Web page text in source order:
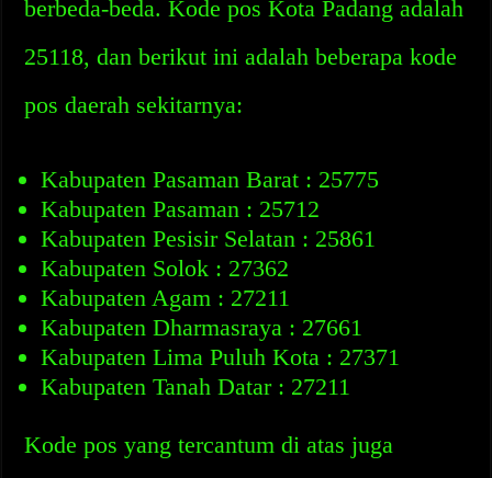
berbeda-beda. Kode pos Kota Padang adalah
25118, dan berikut ini adalah beberapa kode
pos daerah sekitarnya:
Kabupaten Pasaman Barat : 25775
Kabupaten Pasaman : 25712
Kabupaten Pesisir Selatan : 25861
Kabupaten Solok : 27362
Kabupaten Agam : 27211
Kabupaten Dharmasraya : 27661
Kabupaten Lima Puluh Kota : 27371
Kabupaten Tanah Datar : 27211
Kode pos yang tercantum di atas juga